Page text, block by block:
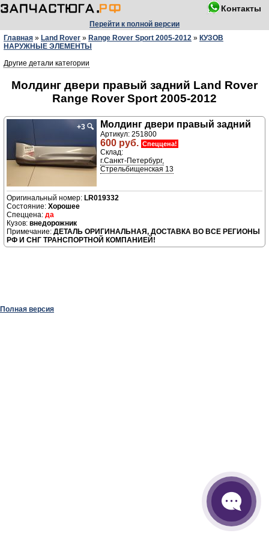
Контакты
Перейти к полной версии
Главная » Land Rover » Range Rover Sport 2005-2012 » КУЗОВ
НАРУЖНЫЕ ЭЛЕМЕНТЫ
Другие детали категории
Молдинг двери правый задний Land Rover
Range Rover Sport 2005-2012
+3 🔍 Молдинг двери правый задний
Артикул: 251800
600 руб. Спеццена!
Склад:
г.Санкт-Петербург,
Стрельбищенская 13
LR019332
Хорошее
да
внедорожник
ДЕТАЛЬ ОРИГИНАЛЬНАЯ, ДОСТАВКА ВО ВСЕ РЕГИОНЫ
РФ И СНГ ТРАНСПОРТНОЙ КОМПАНИЕЙ!
Полная версия